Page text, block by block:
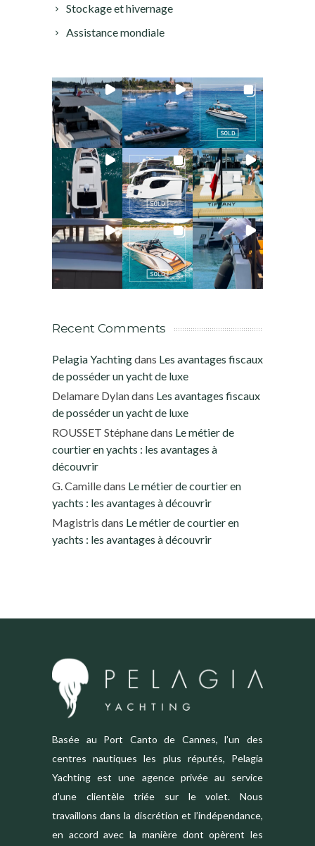
Stockage et hivernage
Assistance mondiale
Recent Comments
Pelagia Yachtingdans Les avantages fiscaux
de posséder un yacht de luxe
Delamare Dylandans Les avantages fiscaux
de posséder un yacht de luxe
ROUSSET Stéphanedans Le métier de
courtier en yachts : les avantages à
découvrir
G. Camilledans Le métier de courtier en
yachts : les avantages à découvrir
Magistris dans Le métier de courtier en
yachts : les avantages à découvrir
Basée au Port Canto de Cannes, l’un des
centres nautiques les plus réputés, Pelagia
Yachting est une agence privée au service
d’une clientèle triée sur le volet. Nous
travaillons dans la discrétion et l’indépendance,
en accord avec la manière dont opèrent les